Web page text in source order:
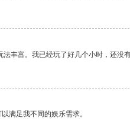
丰富。我已经玩了好几个小时，还没有
满足我不同的娱乐需求。